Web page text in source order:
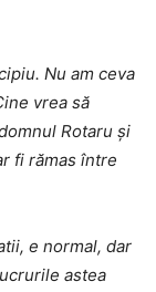
Nu am ceva
vrea să
Rotaru și
fi rămas între
e normal, dar
astea